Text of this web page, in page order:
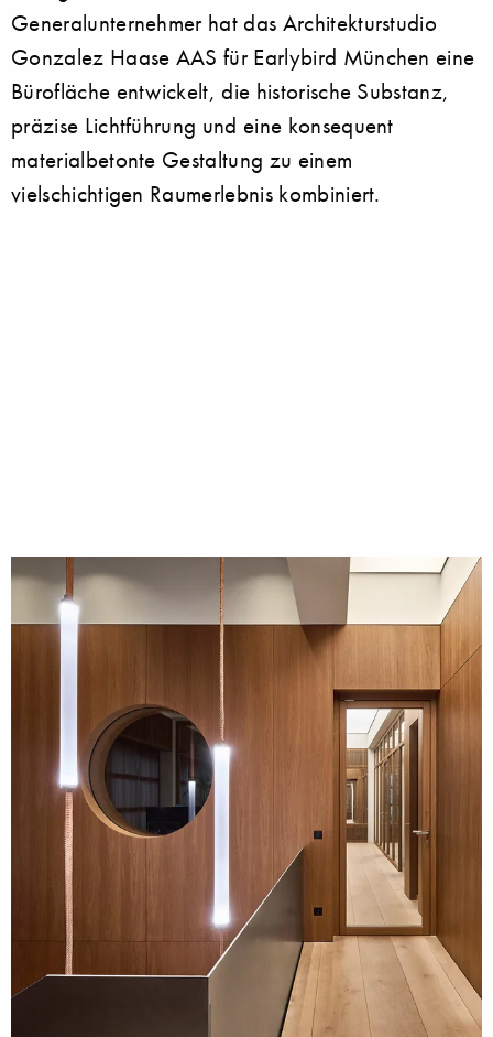
Generalunternehmer hat das Architekturstudio
Gonzalez Haase AAS für Earlybird München eine
Bürofläche entwickelt, die historische Substanz,
präzise Lichtführung und eine konsequent
materialbetonte Gestaltung zu einem
vielschichtigen Raumerlebnis kombiniert.